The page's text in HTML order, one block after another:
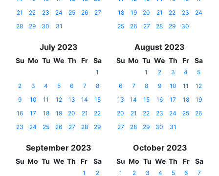
21
22 23 24 25 26
27
28
29 30 31
18
19 20 21 22 23
24
25
26 27 28 29 30
July 2023
Su Mo Tu We Th Fr Sa
1
2
3 4 5 6 7
8
9
10 11 12 13 14
15
16
17 18 19 20 21
22
23
24 25 26 27 28 29
August 2023
Su Mo Tu We Th Fr Sa
1 2 3 4
5
6
7 8 9 10 11
12
13
14 15 16 17 18
19
20
21 22 23 24 25
26
27
28 29 30 31
September 2023
Su Mo Tu We Th Fr Sa
1
2
October 2023
Su Mo Tu We Th Fr Sa
1 2 3 4 5 6
7